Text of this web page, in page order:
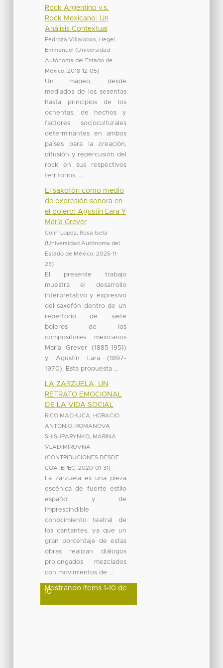
Rock Argentino v.s.
Rock Mexicano: Un
Análisis Contextual
Pedroza Villalobos, Hegel
Emmanuel
(Universidad
Autónoma del Estado de
México, 2018-12-05)
Un mapeo, desde
mediados de los sesentas
hasta principios de los
ochentas, de hechos y
factores socioculturales
determinantes en ambos
países para la creación,
difusión y repercusión del
rock en sus respectivos
territorios. ...
El saxofón como medio
de expresión sonora en
el bolero: Agustin Lara Y
María Grever
Colín Lopez, Rosa Isela
(Universidad Autónoma del
Estado de México, 2025-11-
25)
El presente trabajo
muestra el desarrollo
interpretativo y expresivo
del saxofón dentro de un
repertorio de siete
boleros de los
compositores mexicanos
María Grever (1885-1951)
y Agustín Lara (1897-
1970). Esta propuesta ...
LA ZARZUELA, UN
RETRATO EMOCIONAL
DE LA VIDA SOCIAL
RICO MACHUCA, HORACIO
ANTONIO; ROMANOVA
SHISHPARYNKO, MARINA
VLADIMIROVNA
(CONTRIBUCIONES DESDE
COATEPEC
2020-01-31)
La zarzuela es una pieza
escénica de fuerte estilo
español y de
imprescindible
conocimiento teatral de
los cantantes, ya que un
gran porcentaje de estas
obras realizan diálogos
prolongados mezclados
con movimientos de ...
Mostrando ítems 1-10 de
10